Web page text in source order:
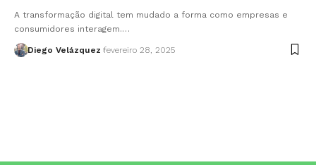
A transformação digital tem mudado a forma como empresas e
consumidores interagem.…
Diego Velázquez fevereiro 28, 2025